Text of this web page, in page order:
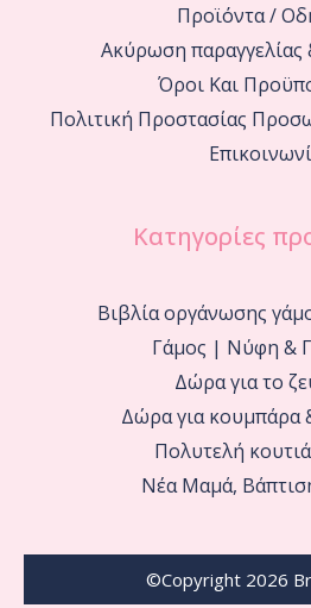
Προϊόντα /
Ακύρωση παραγγελίας
Όροι Και
Πολιτική Προστασίας
Κατηγορίες
Βιβλία οργάνωσης
Γάμος | Νύφη &
Δώρα για το
Δώρα για κουμπάρα
Πολυτελή
Νέα Μαμά,
©Copyright 2026